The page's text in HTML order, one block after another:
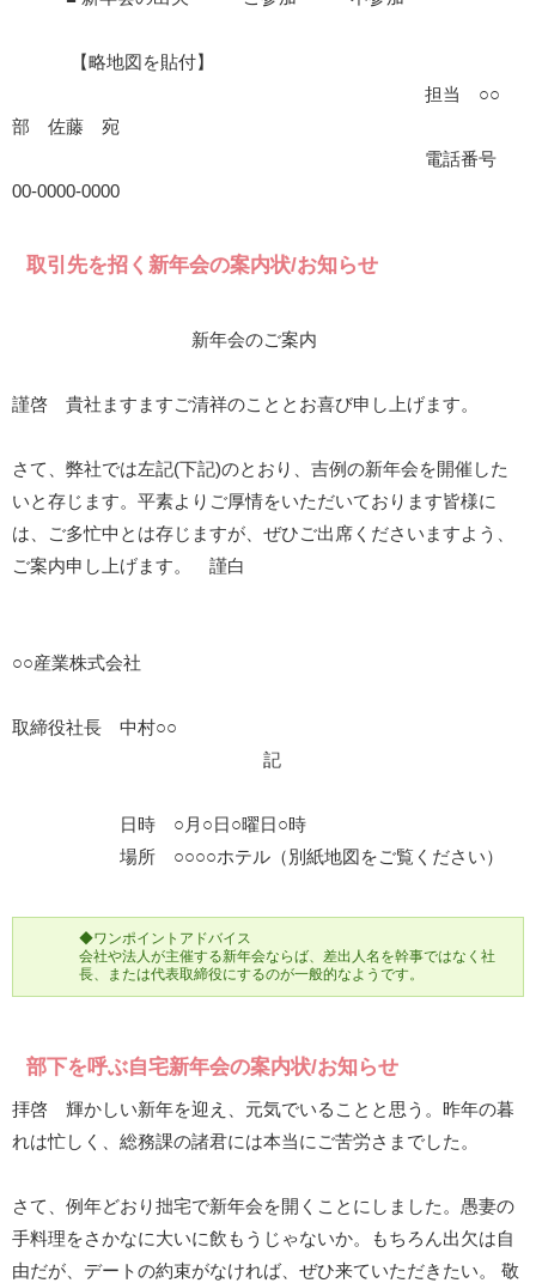
【略地図を貼付】
担当 ○○
部 佐藤 宛
電話番号
00-0000-0000
取引先を招く新年会の案内状/お知らせ
新年会のご案内
謹啓 貴社ますますご清祥のこととお喜び申し上げます。
さて、弊社では左記(下記)のとおり、吉例の新年会を開催した
いと存じます。平素よりご厚情をいただいております皆様に
は、ご多忙中とは存じますが、ぜひご出席くださいますよう、
ご案内申し上げます。 謹白
○○産業株式会社
取締役社長 中村○○
記
日時 ○月○日○曜日○時
場所 ○○○○ホテル（別紙地図をご覧ください）
◆ワンポイントアドバイス
会社や法人が主催する新年会ならば、差出人名を幹事ではなく社
長、または代表取締役にするのが一般的なようです。
部下を呼ぶ自宅新年会の案内状/お知らせ
拝啓 輝かしい新年を迎え、元気でいることと思う。昨年の暮
れは忙しく、総務課の諸君には本当にご苦労さまでした。
さて、例年どおり拙宅で新年会を開くことにしました。愚妻の
手料理をさかなに大いに飲もうじゃないか。もちろん出欠は自
由だが、デートの約束がなければ、ぜひ来ていただきたい。 敬